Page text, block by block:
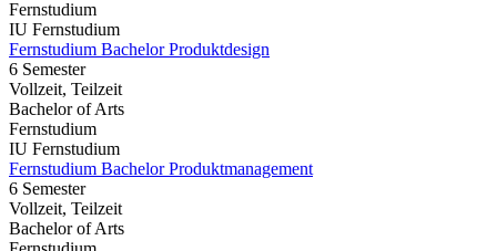
Fernstudium
IU Fernstudium
Fernstudium Bachelor Produktdesign
6 Semester
Vollzeit, Teilzeit
Bachelor of Arts
Fernstudium
IU Fernstudium
Fernstudium Bachelor Produktmanagement
6 Semester
Vollzeit, Teilzeit
Bachelor of Arts